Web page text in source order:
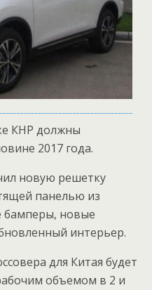
КНР должны
2017 года.
новую решетку
панелью из
новые
интерьер.
для Китая будет
объемом в 2 и